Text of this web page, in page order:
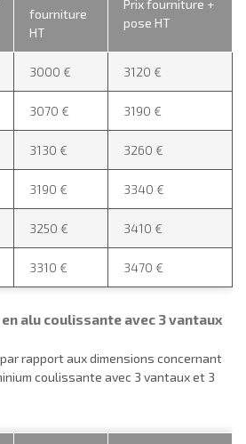
fourniture
HT
Prix fourniture +
pose HT
3000 € 3120 €
3070 € 3190 €
3130 € 3260 €
3190 € 3340 €
3250 € 3410 €
3310 € 3470 €
alu coulissante avec 3 vantaux
rapport aux dimensions concernant
coulissante avec 3 vantaux et 3